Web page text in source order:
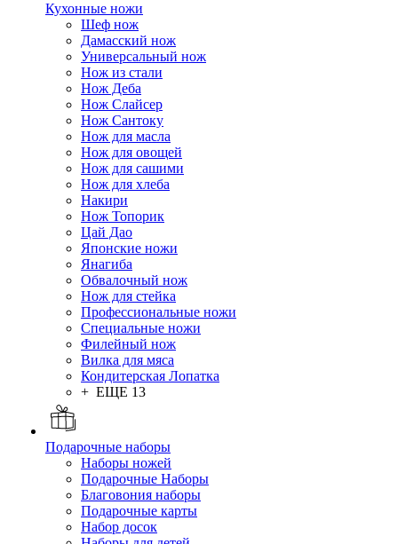
Кухонные ножи
Шеф нож
Дамасский нож
Универсальный нож
Нож из стали
Нож Деба
Нож Слайсер
Нож Сантоку
Нож для масла
Нож для овощей
Нож для сашими
Нож для хлеба
Накири
Нож Топорик
Цай Дао
Японские ножи
Янагиба
Обвалочный нож
Нож для стейка
Профессиональные ножи
Специальные ножи
Филейный нож
Вилка для мяса
Кондитерская Лопатка
+ ЕЩЕ 13
Подарочные наборы
Наборы ножей
Подарочные Наборы
Благовония наборы
Подарочные карты
Набор досок